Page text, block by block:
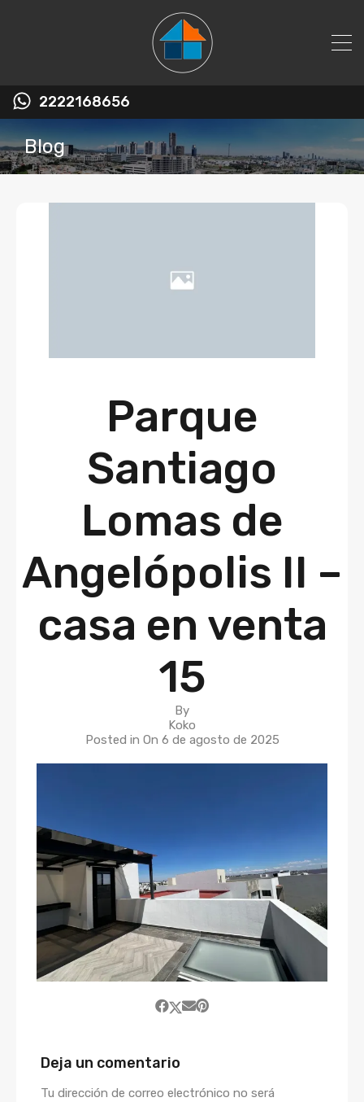
2222168656
Blog
Parque
Santiago
Lomas de
Angelópolis II –
casa en venta
15
By
Koko
Posted in On 6 de agosto de 2025
Deja un comentario
Tu dirección de correo electrónico no será